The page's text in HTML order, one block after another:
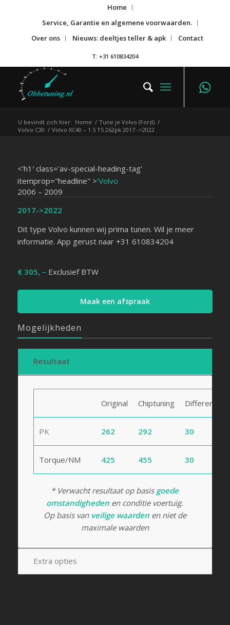
Home
Service, Garantie en algemene voorwaarden.
Over ons
Nieuws: deeltjes teller & apk Contact
T: +31 610834204
U bevindt zich hier: Home / Tune je Volvo (Ford) /
Volvo C30 / Volvo XC40 – 1.5 T5 262pk 2017 ->2022
<’h1′ class='av-special-heading-tag'
itemprop="headline" >’Volvo
2006 – 2009
2017->2022
Dit type Volvo kunnen wij prima tunen. Wil je meer
informatie. App gerust naar +31 610834204
€ 305, – Exclusief BTW
Maak een afspraak
Mogelijkheden
Resultaat
Original Chiptuning Difference
PK 262 292 30
Torque/NM 425 455 30
* Verwacht resultaat op basis goede
omstandigheden en conditie voertuig.
Op basis van veilige waardenen niet de
maximale waarden
Extra opties